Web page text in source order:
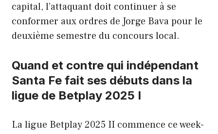
capital, l’attaquant doit continuer à se
conformer aux ordres de Jorge Bava pour le
deuxième semestre du concours local.
Quand et contre qui indépendant
Santa Fe fait ses débuts dans la
ligue de Betplay 2025 I
La ligue Betplay 2025 II commence ce week-